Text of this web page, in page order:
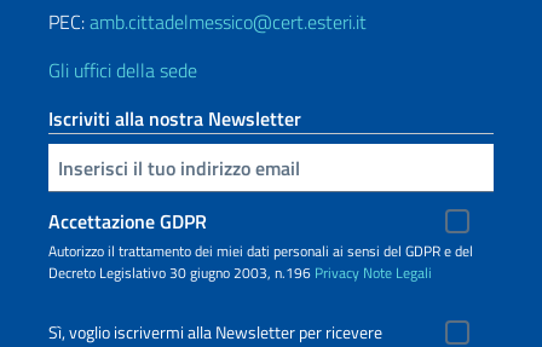
PEC:amb.cittadelmessico@cert.esteri.it
Gli uffici della sede
Iscriviti alla nostra Newsletter
Inserisci la tua email
Accettazione GDPR
Autorizzo il trattamento dei miei dati personali ai sensi del GDPR e del
Decreto Legislativo 30 giugno 2003, n.196 Privacy Note Legali
Sì, voglio iscrivermi alla Newsletter per ricevere